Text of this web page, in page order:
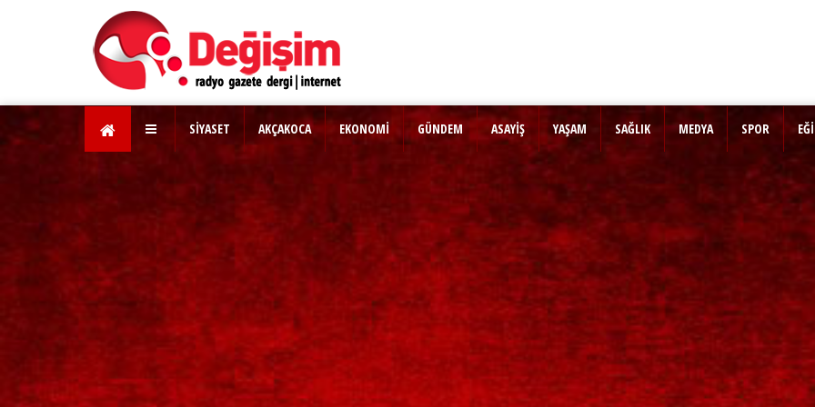
SİYASET AKÇAKOCA EKONOMİ GÜNDEM ASAYİŞ YAŞAM SAĞLIK MEDYA SPOR